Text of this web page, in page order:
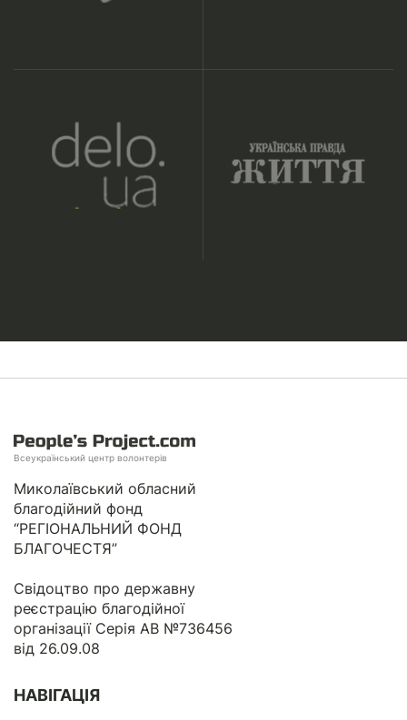
Всеукраїнський центр волонтерів
Миколаївський обласний
благодійний фонд
“РЕГІОНАЛЬНИЙ ФОНД
БЛАГОЧЕСТЯ”
Свідоцтво про державну
реєстрацію благодійної
організації Серія АВ №736456
від 26.09.08
НАВІГАЦІЯ